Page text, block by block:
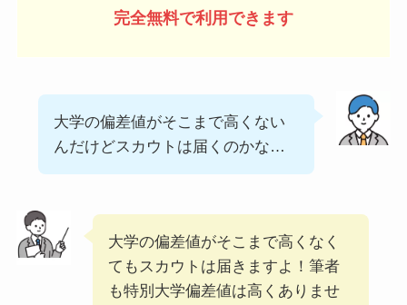
完全無料で利用できます
大学の偏差値がそこまで高くない
んだけどスカウトは届くのかな…
大学の偏差値がそこまで高くなく
てもスカウトは届きますよ！筆者
も特別大学偏差値は高くありませ